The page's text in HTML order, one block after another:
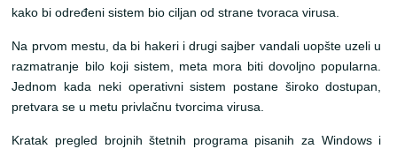
kako bi određeni sistem bio ciljan od strane tvoraca virusa.
Na prvom mestu, da bi hakeri i drugi sajber vandali uopšte uzeli u
razmatranje bilo koji sistem, meta mora biti dovoljno popularna.
Jednom kada neki operativni sistem postane široko dostupan,
pretvara se u metu privlačnu tvorcima virusa.
Kratak pregled brojnih štetnih programa pisanih za Windows i